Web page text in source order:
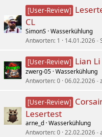
[User-Review]
CL
SimonS Wasserkühlung
Antworten 1 14.01.2026
[User-Review] Lian
zwerg-05 Wasserkühlung
Antworten 0 06.02.2026
[User-Review]
Lesertest
arne_d Wasserkühlung
Antworten 0 22.02.2026